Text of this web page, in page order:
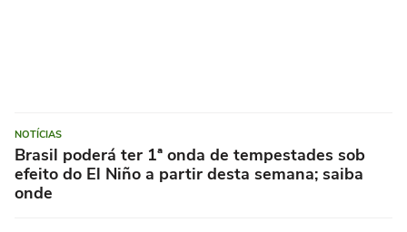
NOTÍCIAS
Brasil poderá ter 1ª onda de tempestades sob
efeito do El Niño a partir desta semana; saiba
onde